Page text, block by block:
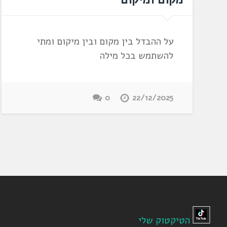
על ההבדל בין מקום ובין מיקום ומתי
להשתמש בכל מילה
22/12/2025
0
הטיקטוק שלי